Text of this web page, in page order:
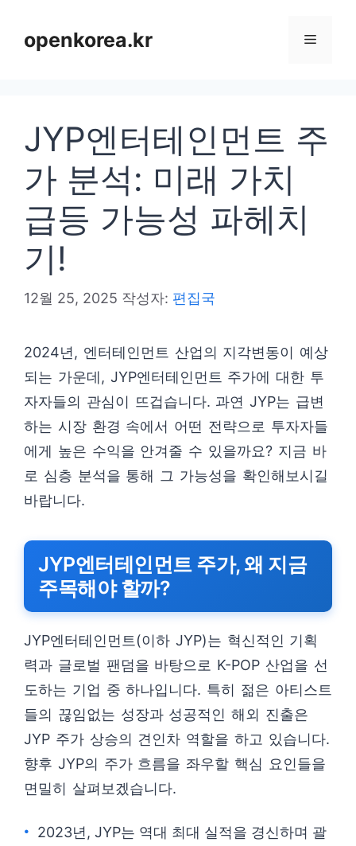
openkorea.kr 메
JYP엔터테인먼트 주
가 분석: 미래 가치
급등 가능성 파헤치
기!
12월 25, 2025 작성자: 편집국
2024년, 엔터테인먼트 산업의 지각변동이 예상
되는 가운데, JYP엔터테인먼트 주가에 대한 투
자자들의 관심이 뜨겁습니다. 과연 JYP는 급변
하는 시장 환경 속에서 어떤 전략으로 투자자들
에게 높은 수익을 안겨줄 수 있을까요? 지금 바
로 심층 분석을 통해 그 가능성을 확인해보시길
바랍니다.
JYP엔터테인먼트 주가, 왜 지금
주목해야 할까?
JYP엔터테인먼트(이하 JYP)는 혁신적인 기획
력과 글로벌 팬덤을 바탕으로 K-POP 산업을 선
도하는 기업 중 하나입니다. 특히 젊은 아티스트
들의 끊임없는 성장과 성공적인 해외 진출은
JYP 주가 상승의 견인차 역할을 하고 있습니다.
향후 JYP의 주가 흐름을 좌우할 핵심 요인들을
면밀히 살펴보겠습니다.
2023년, JYP는 역대 최대 실적을 경신하며 괄